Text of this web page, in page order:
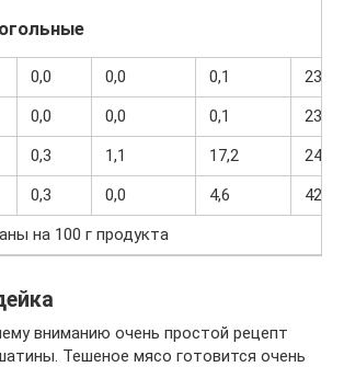
0,0 0,0 0,1
235
0,0 0,0 0,1
239
0,3 1,1 17,2
242
0,3 0,0 4,6
42
на 100 г продукта
вниманию очень простой рецепт
Тешеное мясо готовится очень